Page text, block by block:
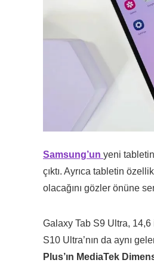
Samsung’un yeni
çıktı. Ayrıca tabletin
olacağını gözler önüne
Galaxy Tab S9 Ultra,
S10 Ultra’nın da aynı
Plus’ın MediaTek